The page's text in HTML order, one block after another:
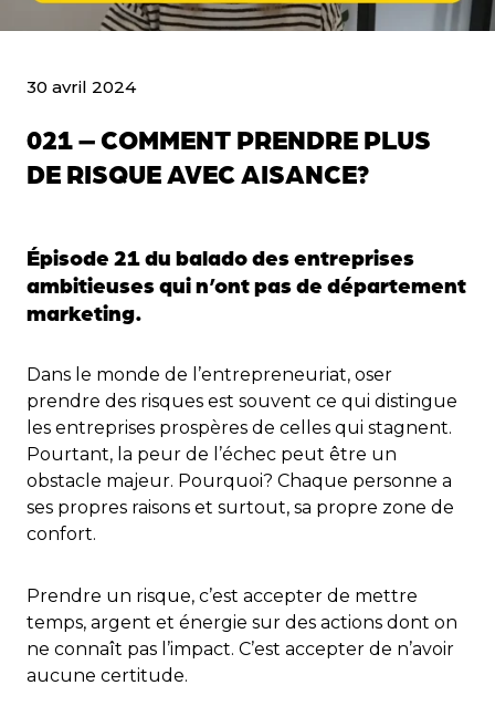
30 avril 2024
021 – COMMENT PRENDRE PLUS
DE RISQUE AVEC AISANCE?
Épisode 21 du balado des entreprises
ambitieuses qui n’ont pas de département
marketing.
Dans le monde de l’entrepreneuriat, oser
prendre des risques est souvent ce qui distingue
les entreprises prospères de celles qui stagnent.
Pourtant, la peur de l’échec peut être un
obstacle majeur. Pourquoi? Chaque personne a
ses propres raisons et surtout, sa propre zone de
confort.
Prendre un risque, c’est accepter de mettre
temps, argent et énergie sur des actions dont on
ne connaît pas l’impact. C’est accepter de n’avoir
aucune certitude.